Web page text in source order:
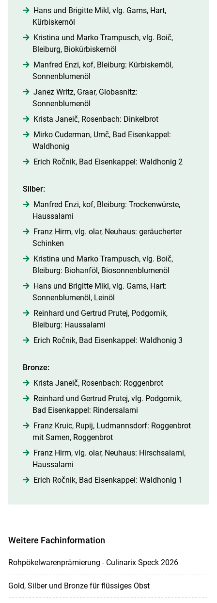
Hans und Brigitte Mikl, vlg. Gams, Hart,
Kürbiskernöl
Kristina und Marko Trampusch, vlg. Boič,
Bleiburg, Biokürbiskernöl
Manfred Enzi, kof, Bleiburg: Kürbiskernöl,
Sonnenblumenöl
Janez Writz, Graar, Globasnitz:
Sonnenblumenöl
Krista Janeič, Rosenbach: Dinkelbrot
Mirko Cuderman, Umč, Bad Eisenkappel:
Waldhonig
Erich Ročnik, Bad Eisenkappel: Waldhonig 2
Silber:
Manfred Enzi, kof, Bleiburg: Trockenwürste,
Haussalami
Franz Hirm, vlg. olar, Neuhaus: geräucherter
Schinken
Kristina und Marko Trampusch, vlg. Boič,
Bleiburg: Biohanföl, Biosonnenblumenöl
Hans und Brigitte Mikl, vlg. Gams, Hart:
Sonnenblumenöl, Leinöl
Reinhard und Gertrud Prutej, Podgornik,
Bleiburg: Haussalami
Erich Ročnik, Bad Eisenkappel: Waldhonig 3
Bronze:
Krista Janeič, Rosenbach: Roggenbrot
Reinhard und Gertrud Prutej, vlg. Podgornik,
Bad Eisenkappel: Rindersalami
Franz Kruic, Rupij, Ludmannsdorf: Roggenbrot
mit Samen, Roggenbrot
Franz Hirm, vlg. olar, Neuhaus: Hirschsalami,
Haussalami
Erich Ročnik, Bad Eisenkappel: Waldhonig 1
Weitere Fachinformation
Rohpökelwarenprämierung - Culinarix Speck 2026
Gold, Silber und Bronze für flüssiges Obst